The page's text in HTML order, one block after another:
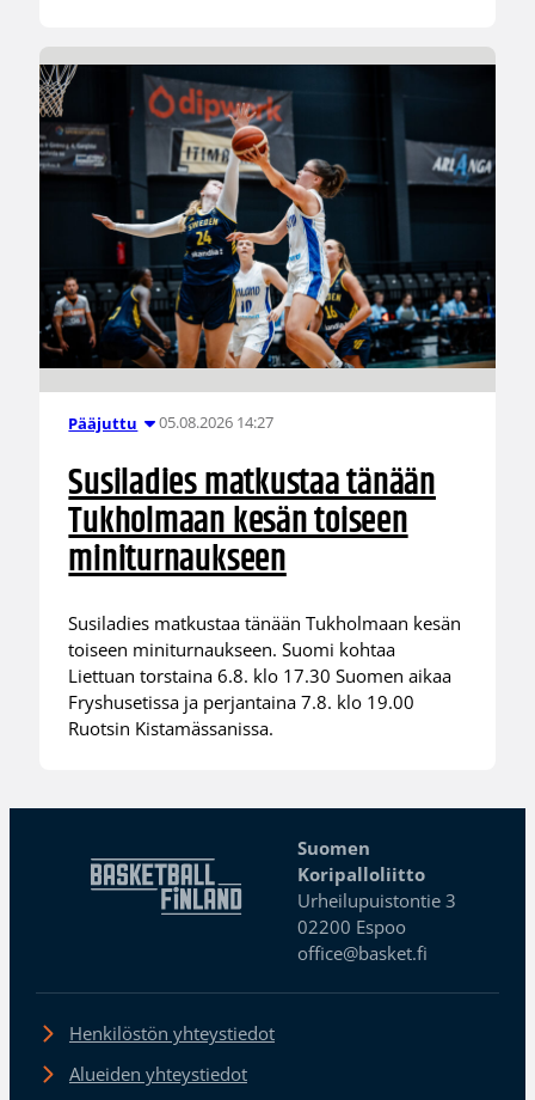
Pääjuttu 05.08.2026 14:27
Susiladies matkustaa tänään
Tukholmaan kesän toiseen
miniturnaukseen
Susiladies matkustaa tänään Tukholmaan kesän
toiseen miniturnaukseen. Suomi kohtaa
Liettuan torstaina 6.8. klo 17.30 Suomen aikaa
Fryshusetissa ja perjantaina 7.8. klo 19.00
Ruotsin Kistamässanissa.
Suomen
Koripalloliitto
Urheilupuistontie 3
02200 Espoo
office@basket.fi
Henkilöstön yhteystiedot
Alueiden yhteystiedot